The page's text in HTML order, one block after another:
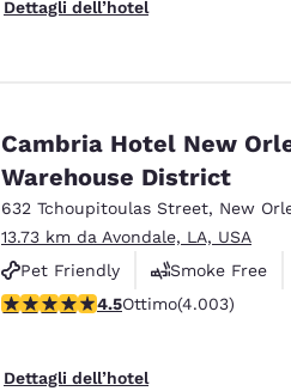
Dettagli dell’hotel
Cambria Hotel New
Warehouse District
632 Tchoupitoulas Street, New
13.73 km da Avondale, LA, USA
Pet Friendly
Smoke Free
Valutazione di 4.49 stelle. Ottimo.
4.5Ottimo(4.003)
Dettagli dell’hotel